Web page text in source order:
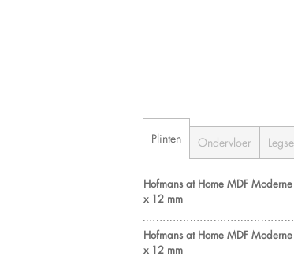
Plinten Ondervloer
Hofmans at Home MDF
x 12 mm
Hofmans at Home MDF
x 12 mm